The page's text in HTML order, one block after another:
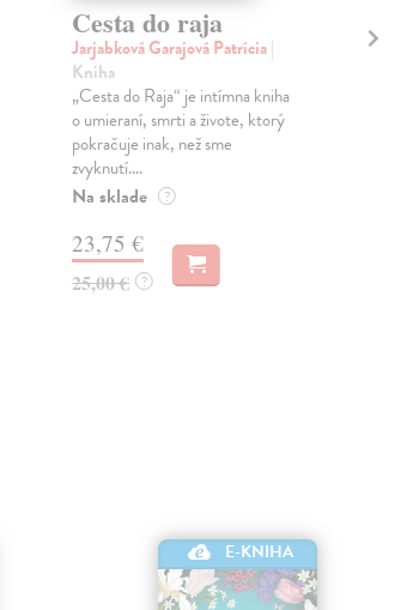
Cesta do raja
Jarjabková Garajová Patrícia|
Kniha
„Cesta do Raja“ je intímna kniha
o umieraní, smrti a živote, ktorý
pokračuje inak, než sme
zvyknutí....
Na sklade ?
23,75 €
25,00 € ?
E-KNIHA